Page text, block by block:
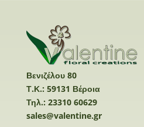
Βενιζέλου 80
Τ.Κ.: 59131 Βέροια
Τηλ.: 23310 60629
sales@valentine.gr